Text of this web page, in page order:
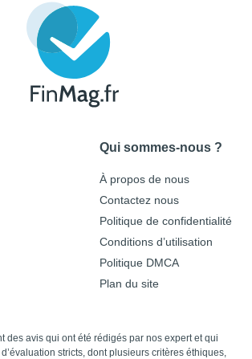
Qui sommes-nous ?
À propos de nous
Contactez nous
Politique de confidentialité
Conditions d’utilisation
Politique DMCA
Plan du site
des avis qui ont été rédigés par nos expert et qui
stricts, dont plusieurs critères éthiques,